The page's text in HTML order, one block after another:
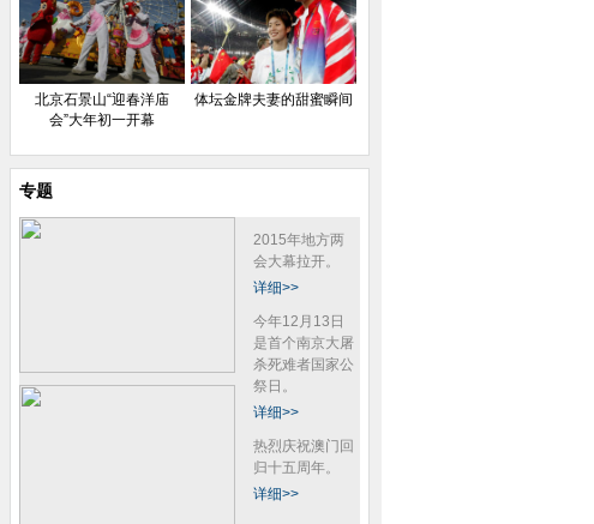
北京石景山“迎春洋庙
会”大年初一开幕
体坛金牌夫妻的甜蜜瞬间
专题
2015年地方两
会大幕拉开。
详细>>
今年12月13日
是首个南京大屠
杀死难者国家公
祭日。
详细>>
热烈庆祝澳门回
归十五周年。
详细>>